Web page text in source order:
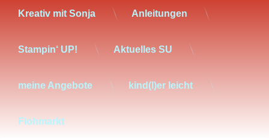
Kreativ mit Sonja Anleitungen
Stampin‘ UP! Aktuelles SU
meine Angebote kind(l)er leicht
Flohmarkt